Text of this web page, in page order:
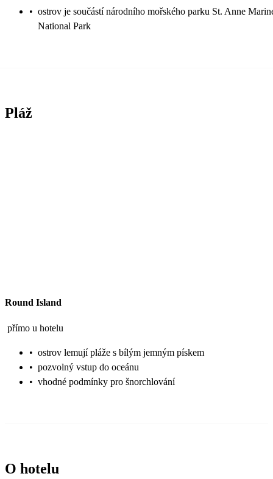
• ostrov je součástí národního mořského parku St. Anne
National Park
Pláž
Round Island
přímo u hotelu
• ostrov lemují pláže s bílým jemným pískem
• pozvolný vstup do oceánu
• vhodné podmínky pro šnorchlování
O hotelu